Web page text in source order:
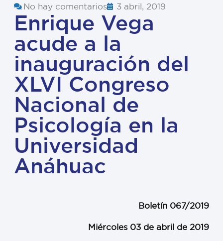
No hay comentarios 3 abril, 2019
Enrique Vega
acude a la
inauguración del
XLVI Congreso
Nacional de
Psicología en la
Universidad
Anáhuac
Boletín 067/2019
Miércoles 03 de abril de 2019